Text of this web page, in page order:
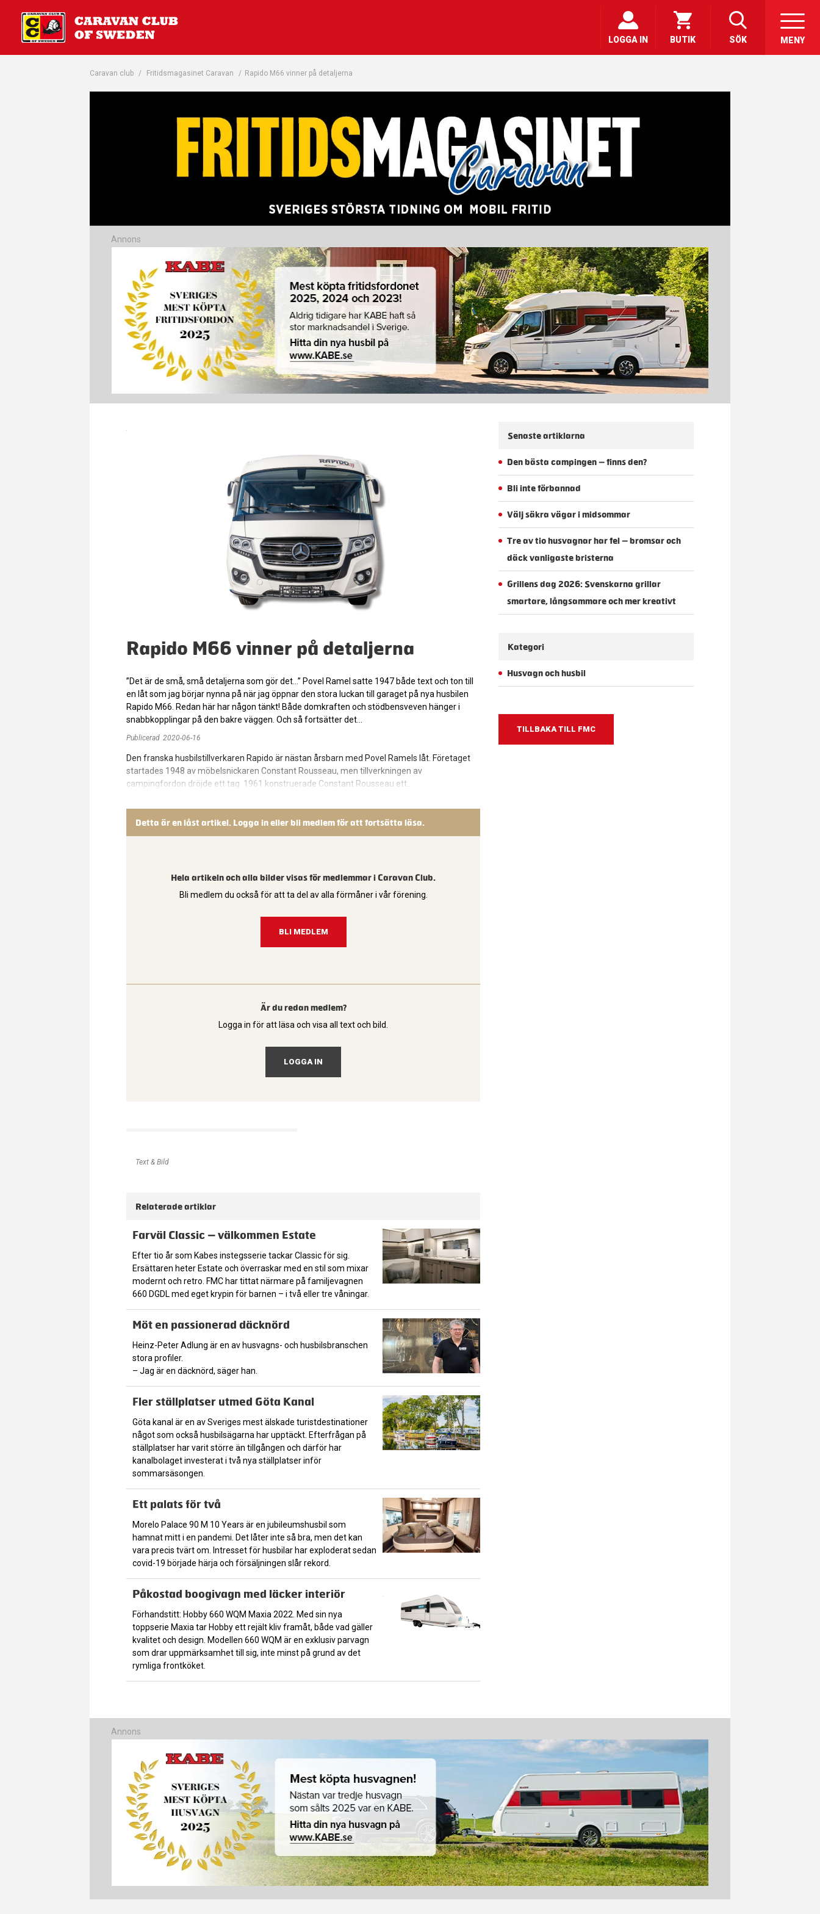
LOGGA IN BUTIK SÖK MENY
Caravan club / Fritidsmagasinet Caravan / Rapido M66 vinner på detaljerna
Annons
Rapido M66 vinner på detaljerna
”Det är de små, små detaljerna som gör det…” Povel Ramel satte 1947 både text och ton till
en låt som jag börjar nynna på när jag öppnar den stora luckan till garaget på nya husbilen
Rapido M66. Redan här har någon tänkt! Både domkraften och stödbensveven hänger i
snabbkopplingar på den bakre väggen. Och så fortsätter det…
Publicerad 2020-06-16
Den franska husbilstillverkaren Rapido är nästan årsbarn med Povel Ramels låt. Företaget
startades 1948 av möbelsnickaren Constant Rousseau, men tillverkningen av
campingfordon dröjde ett tag. 1961 konstruerade Constant Rousseau ett…
Detta är en låst artikel. Logga in eller bli medlem för att fortsätta läsa.
Hela artikeln och alla bilder visas för medlemmar i Caravan Club.
Bli medlem du också för att ta del av alla förmåner i vår förening.
BLI MEDLEM
Är du redan medlem?
Logga in för att läsa och visa all text och bild.
LOGGA IN
Text & Bild
Senaste artiklarna
Den bästa campingen – finns den?
Bli inte förbannad
Välj säkra vägar i midsommar
Tre av tio husvagnar har fel – bromsar och
däck vanligaste bristerna
Grillens dag 2026: Svenskarna grillar
smartare, långsammare och mer kreativt
Kategori
Husvagn och husbil
TILLBAKA TILL FMC
Relaterade artiklar
Farväl Classic – välkommen Estate
Efter tio år som Kabes instegsserie tackar Classic för sig.
Ersättaren heter Estate och överraskar med en stil som mixar
modernt och retro. FMC har tittat närmare på familjevagnen
660 DGDL med eget krypin för barnen – i två eller tre våningar.
Möt en passionerad däcknörd
Heinz-Peter Adlung är en av husvagns- och husbilsbranschen
stora profiler.
– Jag är en däcknörd, säger han.
Fler ställplatser utmed Göta Kanal
Göta kanal är en av Sveriges mest älskade turistdestinationer
något som också husbilsägarna har upptäckt. Efterfrågan på
ställplatser har varit större än tillgången och därför har
kanalbolaget investerat i två nya ställplatser inför
sommarsäsongen.
Ett palats för två
Morelo Palace 90 M 10 Years är en jubileumshusbil som
hamnat mitt i en pandemi. Det låter inte så bra, men det kan
vara precis tvärt om. Intresset för husbilar har exploderat sedan
covid-19 började härja och försäljningen slår rekord.
Påkostad boogivagn med läcker interiör
Förhandstitt: Hobby 660 WQM Maxia 2022. Med sin nya
toppserie Maxia tar Hobby ett rejält kliv framåt, både vad gäller
kvalitet och design. Modellen 660 WQM är en exklusiv parvagn
som drar uppmärksamhet till sig, inte minst på grund av det
rymliga frontköket.
Annons